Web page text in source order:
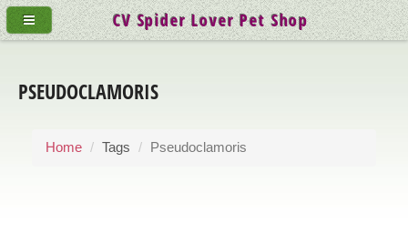
PSEUDOCLAMORIS
Home Tags Pseudoclamoris
CV Spider Lover Pet Shop